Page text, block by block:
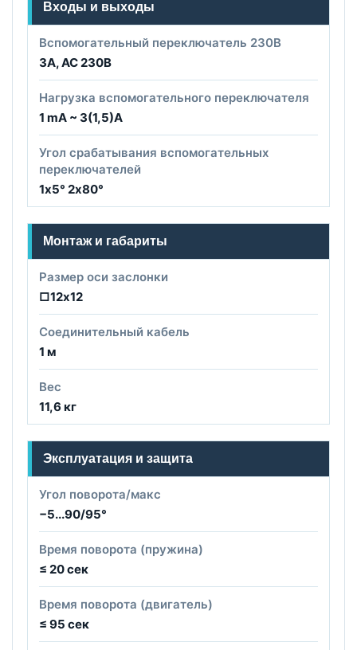
Входы и выходы
Вспомогательный переключатель 230B
3А, АС 230В
Нагрузка вспомогательного переключателя
1 mA ~ 3(1,5)A
Угол срабатывания вспомогательных
переключателей
1х5° 2х80°
Монтаж и габариты
Размер оси заслонки
□12х12
Соединительный кабель
1 м
Вес
11,6 кг
Эксплуатация и защита
Угол поворота/макс
−5...90/95°
Время поворота (пружина)
≤ 20 сек
Время поворота (двигатель)
≤ 95 сек